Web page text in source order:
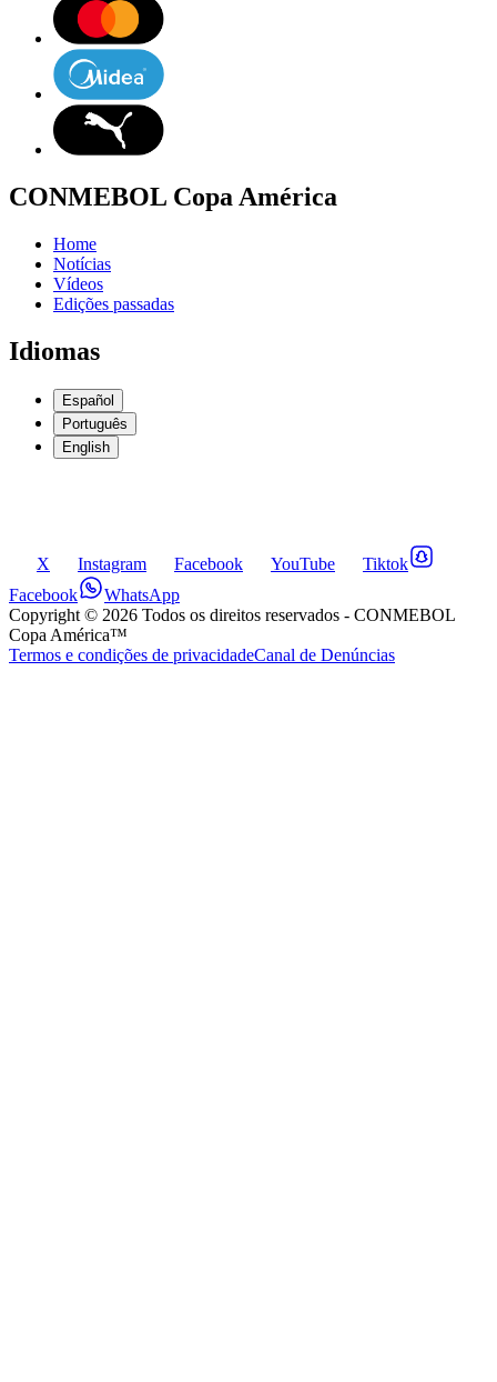
CONMEBOL Copa América
Home
Notícias
Vídeos
Edições passadas
Idiomas
Español
Português
English
X Instagram Facebook YouTube
Tiktok
Facebook
WhatsApp
Copyright © 2026 Todos os direitos reservados - CONMEBOL
Copa América™
Termos e condições de privacidadeCanal de Denúncias